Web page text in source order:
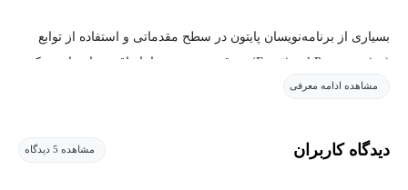
بسیاری از برنامه‌نویسان پایتون در سطح مقدماتی و استفاده از توابع
(Functional Programming) متوقف می‌شوند. اما واقعیت این است که
در دنیای حرفه‌ای، برای ساخت نرم‌افزارهای بزرگ، اپلیکیشن‌های تحت
نیست، بلکه یک ضرورت است.
مشاهده ادامه معرفی
دیدگاه کاربران مشاهده 5 دیدگاه